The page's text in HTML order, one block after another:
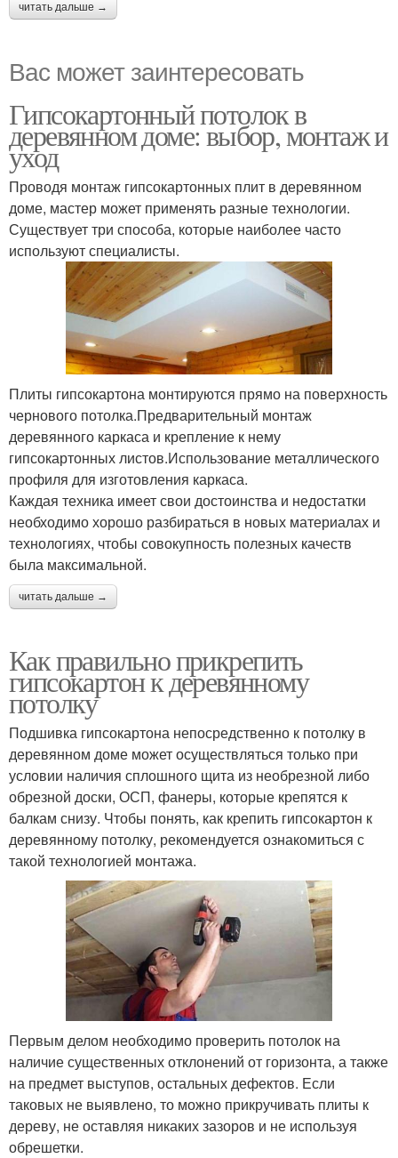
читать дальше →
Вас может заинтересовать
Гипсокартонный потолок в
деревянном доме: выбор, монтаж и
уход
Проводя монтаж гипсокартонных плит в деревянном
доме, мастер может применять разные технологии.
Существует три способа, которые наиболее часто
используют специалисты.
Плиты гипсокартона монтируются прямо на поверхность
чернового потолка.Предварительный монтаж
деревянного каркаса и крепление к нему
гипсокартонных листов.Использование металлического
профиля для изготовления каркаса.
Каждая техника имеет свои достоинства и недостатки
необходимо хорошо разбираться в новых материалах и
технологиях, чтобы совокупность полезных качеств
была максимальной.
читать дальше →
Как правильно прикрепить
гипсокартон к деревянному
потолку
Подшивка гипсокартона непосредственно к потолку в
деревянном доме может осуществляться только при
условии наличия сплошного щита из необрезной либо
обрезной доски, ОСП, фанеры, которые крепятся к
балкам снизу. Чтобы понять, как крепить гипсокартон к
деревянному потолку, рекомендуется ознакомиться с
такой технологией монтажа.
Первым делом необходимо проверить потолок на
наличие существенных отклонений от горизонта, а также
на предмет выступов, остальных дефектов. Если
таковых не выявлено, то можно прикручивать плиты к
дереву, не оставляя никаких зазоров и не используя
обрешетки.